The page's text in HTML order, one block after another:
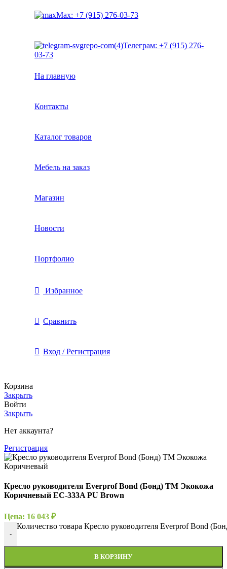
Max: +7 (915) 276-03-73
Телеграм: +7 (915) 276-
03-73
На главную
Контакты
Каталог товаров
Мебель на заказ
Магазин
Новости
Портфолио
Избранное
Сравнить
Вход / Регистрация
Корзина
Закрыть
Войти
Закрыть
Нет аккаунта?
Регистрация
Кресло руководителя Everprof Bond (Бонд) TM Экокожа
Коричневый EC-333A PU Brown
Цена: 16 043 ₽
-
Количество товара Кресло руководителя Everprof Bond
В КОРЗИНУ